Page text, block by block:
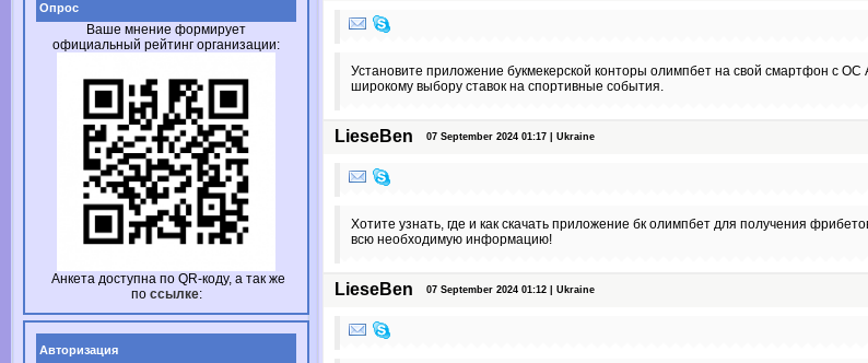
Опрос
Ваше мнение формирует
официальный рейтинг организации:
Анкета доступна по QR-коду, а так же
по ссылке:
Авторизация
Установите приложение букмекерской конторы олимпбет на свой смартфон с ОС
широкому выбору ставок на спортивные события.
LieseBen 07 September 2024 01:17 | Ukraine
Хотите узнать, где и как скачать приложение бк олимпбет для получения
всю необходимую информацию!
LieseBen 07 September 2024 01:12 | Ukraine